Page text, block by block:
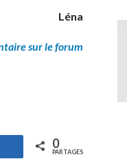
Léna
sur le forum
0
PARTAGES